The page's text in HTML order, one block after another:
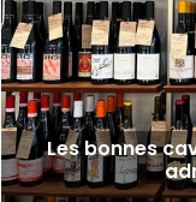
Les bonnes